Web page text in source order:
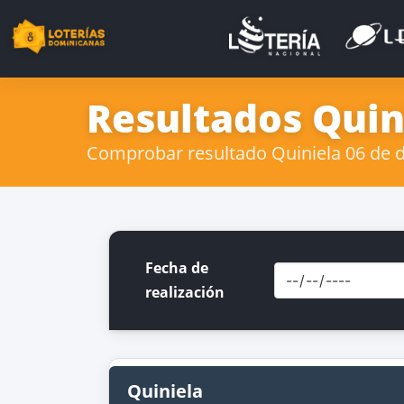
Resultados
Comprobar resultado Quiniela 06 de
Fecha de
realización
Quiniela